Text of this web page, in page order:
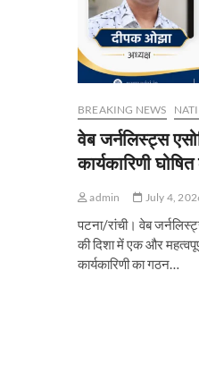
BREAKING NEWS
वेब जर्नलिस्ट्स
कार्यकारिणी
admin July 4,
पटना/रांची। वेब
की दिशा में एक और
कार्यकारिणी का गठन…